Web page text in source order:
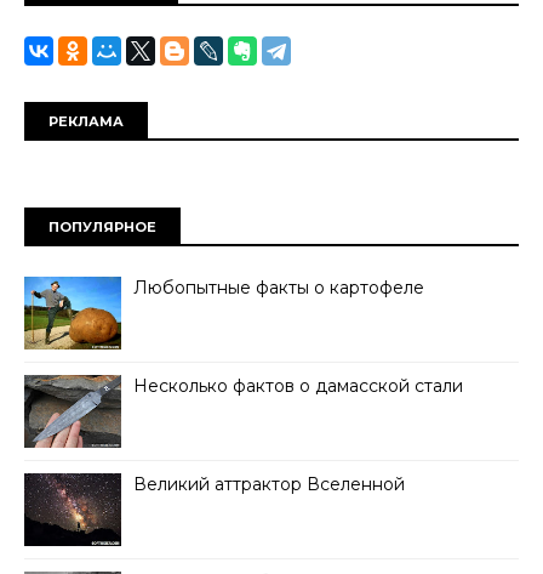
РЕКЛАМА
ПОПУЛЯРНОЕ
Любопытные факты о картофеле
Несколько фактов о дамасской стали
Великий аттрактор Вселенной